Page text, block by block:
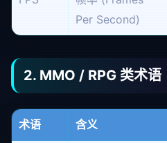
Per Second)
2. MMO / RPG 类术语
术语 含义